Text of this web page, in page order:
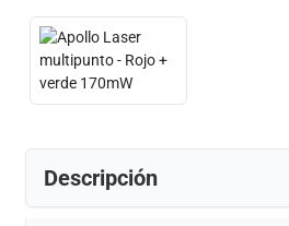
Descripción